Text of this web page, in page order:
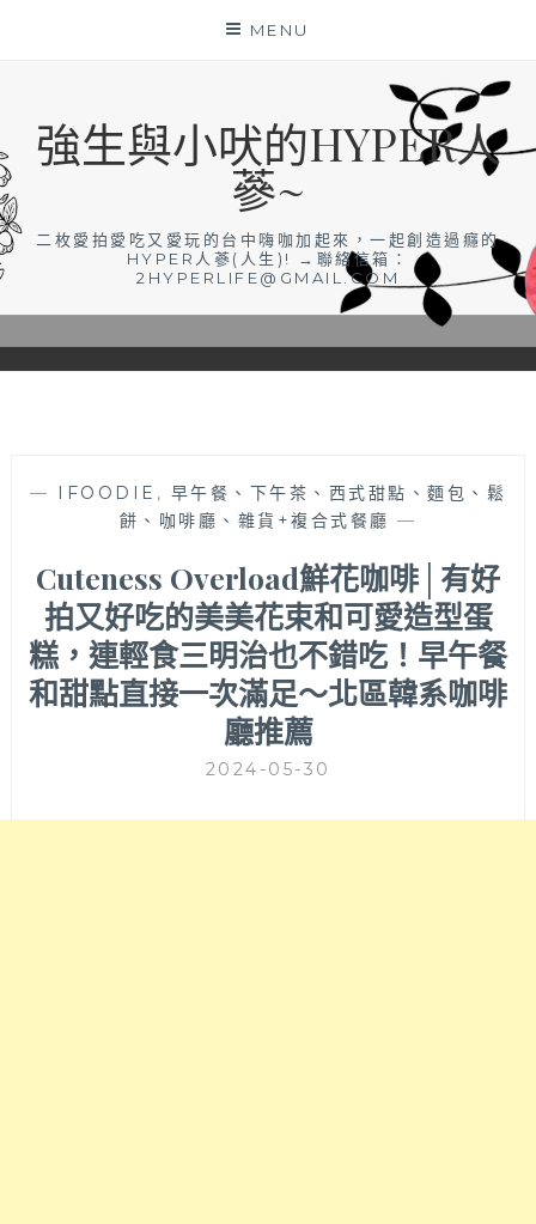
MENU
強生與小吠的HYPER人
蔘~
二枚愛拍愛吃又愛玩的台中嗨咖加起來，一起創造過癮的
HYPER人蔘(人生)! →聯絡信箱：
2HYPERLIFE@GMAIL.COM
— IFOODIE , 早午餐、下午茶、西式甜點、麵包、鬆
餅、咖啡廳、雜貨+複合式餐廳 —
Cuteness Overload鮮花咖啡│有好
拍又好吃的美美花束和可愛造型蛋
糕，連輕食三明治也不錯吃！早午餐
和甜點直接一次滿足～北區韓系咖啡
廳推薦
2024-05-30